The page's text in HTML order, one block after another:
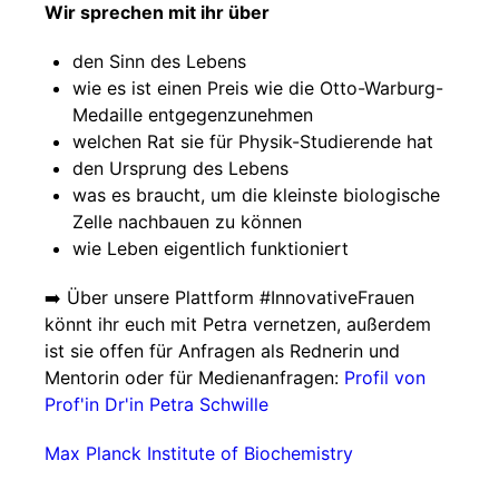
Wir sprechen mit ihr über
den Sinn des Lebens
wie es ist einen Preis wie die Otto-Warburg-
Medaille entgegenzunehmen
welchen Rat sie für Physik-Studierende hat
den Ursprung des Lebens
was es braucht, um die kleinste biologische
Zelle nachbauen zu können
wie Leben eigentlich funktioniert
➡️ Über unsere Plattform #InnovativeFrauen
könnt ihr euch mit Petra vernetzen, außerdem
ist sie offen für Anfragen als Rednerin und
Mentorin oder für Medienanfragen: Profil von
Prof'in Dr'in Petra Schwille
Max Planck Institute of Biochemistry